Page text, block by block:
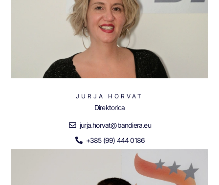
JURJA HORVAT
Direktorica
jurja.horvat@bandiera.eu
+385 (99) 444 0186